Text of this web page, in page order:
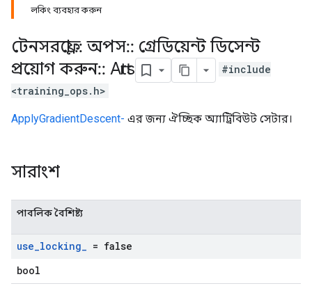
লকিং ব্যবহার করুন
টেনসরফ্লো:: অপস:: গ্রেডিয়েন্ট ডিসেন্ট
প্রয়োগ করুন:: Attrs
#include
<training_ops.h>
ApplyGradientDescent- এর জন্য ঐচ্ছিক অ্যাট্রিবিউট সেটার।
সারাংশ
পাবলিক বৈশিষ্ট্য
use_locking_ = false
bool